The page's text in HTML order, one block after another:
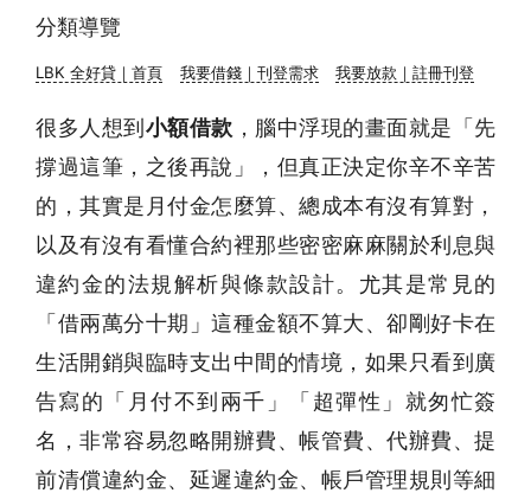
分類導覽
LBK 全好貸｜首頁 我要借錢｜刊登需求 我要放款｜註冊刊登
很多人想到小額借款 ，腦中浮現的畫面就是「先
撐過這筆，之後再說」，但真正決定你辛不辛苦
的，其實是月付金怎麼算、總成本有沒有算對，
以及有沒有看懂合約裡那些密密麻麻關於利息與
違約金的法規解析與條款設計。尤其是常見的
「借兩萬分十期」這種金額不算大、卻剛好卡在
生活開銷與臨時支出中間的情境，如果只看到廣
告寫的「月付不到兩千」「超彈性」就匆忙簽
名，非常容易忽略開辦費、帳管費、代辦費、提
前清償違約金、延遲違約金、帳戶管理規則等細